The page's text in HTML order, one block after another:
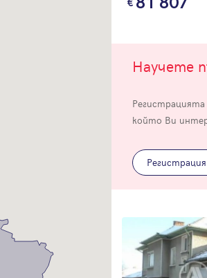
Научете
който Ви
Регистрация
Продължи с Google